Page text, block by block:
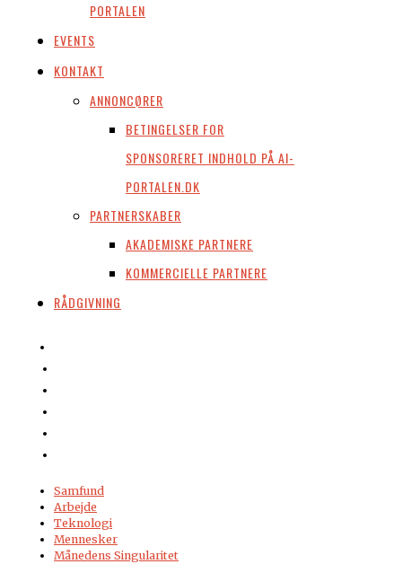
PORTALEN
EVENTS
KONTAKT
ANNONCØRER
BETINGELSER FOR
SPONSORERET INDHOLD PÅ AI-
PORTALEN.DK
PARTNERSKABER
AKADEMISKE PARTNERE
KOMMERCIELLE PARTNERE
RÅDGIVNING
Samfund
Arbejde
Teknologi
Mennesker
Månedens Singularitet